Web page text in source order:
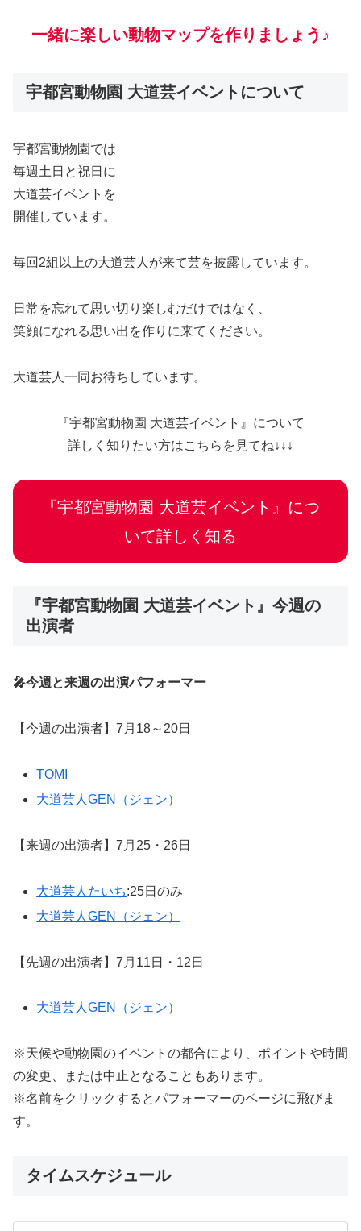
一緒に楽しい動物マップを作りましょう♪
宇都宮動物園 大道芸イベントについて
宇都宮動物園では
毎週土日と祝日に
大道芸イベントを
開催しています。
毎回2組以上の大道芸人が来て芸を披露しています。
日常を忘れて思い切り楽しむだけではなく、
笑顔になれる思い出を作りに来てください。
大道芸人一同お待ちしています。
『宇都宮動物園 大道芸イベント』について
詳しく知りたい方はこちらを見てね↓↓↓
『宇都宮動物園 大道芸イベント』につ
いて詳しく知る
『宇都宮動物園 大道芸イベント』今週の
出演者
🎤今週と来週の出演パフォーマー
【今週の出演者】7月18～20日
TOMI
大道芸人GEN（ジェン）
【来週の出演者】7月25・26日
大道芸人たいち:25日のみ
大道芸人GEN（ジェン）
【先週の出演者】7月11日・12日
大道芸人GEN（ジェン）
※天候や動物園のイベントの都合により、ポイントや時間
の変更、または中止となることもあります。
※名前をクリックするとパフォーマーのページに飛びま
す。
タイムスケジュール